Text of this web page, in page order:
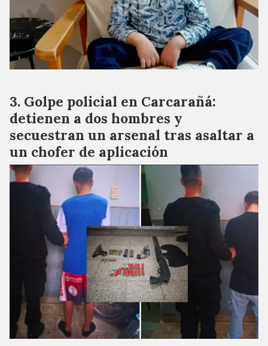
Golpe policial en Carcarañá:
detienen a dos hombres y
secuestran un arsenal tras asaltar a
un chofer de aplicación